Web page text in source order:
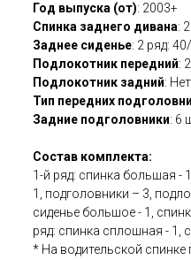
Год выпуска (от): 2003+
Спинка заднего дивана:
Заднее сиденье: 2 ряд:
Подлокотник передний:
Подлокотник задний: Нет
Тип передних
Задние подголовники: 6
Состав комплекта:
1-й ряд: спинка большая -
1, подголовники – 3,
сиденье большое - 1,
ряд: спинка сплошная - 1,
* На водительской спинке